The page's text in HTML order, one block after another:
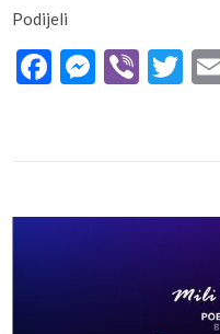
Podijeli
Facebook
Viber